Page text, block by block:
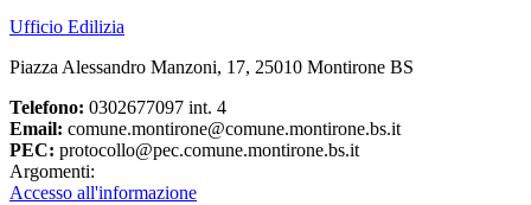
Ufficio Edilizia
Piazza Alessandro Manzoni, 17, 25010 Montirone BS
Telefono: 0302677097 int. 4
Email: comune.montirone@comune.montirone.bs.it
PEC: protocollo@pec.comune.montirone.bs.it
Argomenti:
Accesso all'informazione